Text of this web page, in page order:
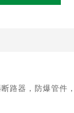
路器，防爆管件